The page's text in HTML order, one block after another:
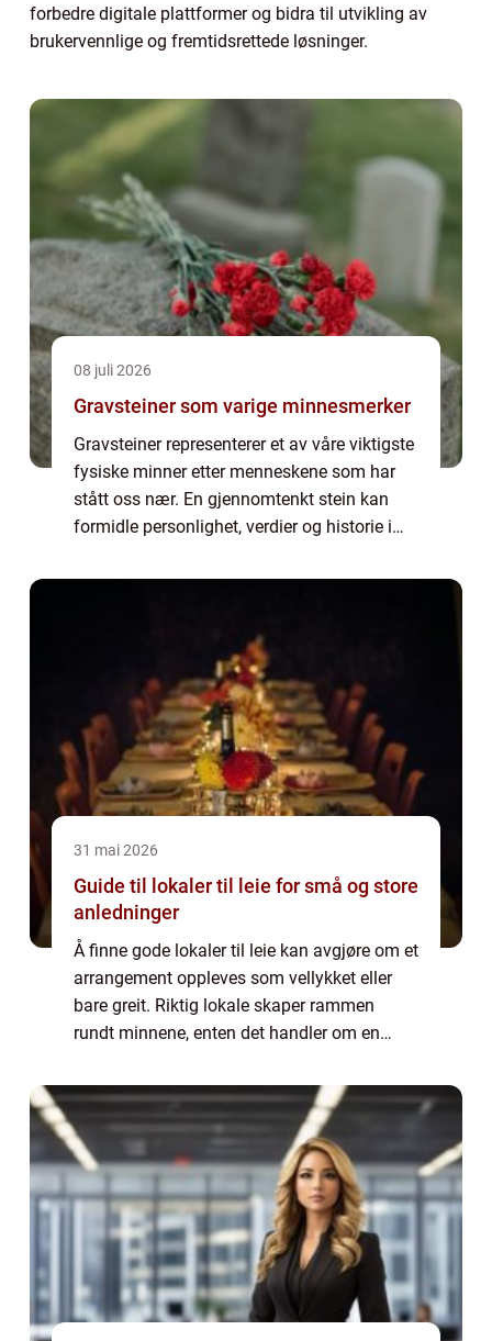
forbedre digitale plattformer og bidra til utvikling av
brukervennlige og fremtidsrettede løsninger.
08 juli 2026
Gravsteiner som varige minnesmerker
Gravsteiner representerer et av våre viktigste
fysiske minner etter menneskene som har
stått oss nær. En gjennomtenkt stein kan
formidle personlighet, verdier og historie i
Buskerud Mo...
31 mai 2026
Guide til lokaler til leie for små og store
anledninger
Å finne gode lokaler til leie kan avgjøre om et
arrangement oppleves som vellykket eller
bare greit. Riktig lokale skaper rammen
rundt minnene, enten det handler om en
eller en viktig bedriftsmarkering. Man...